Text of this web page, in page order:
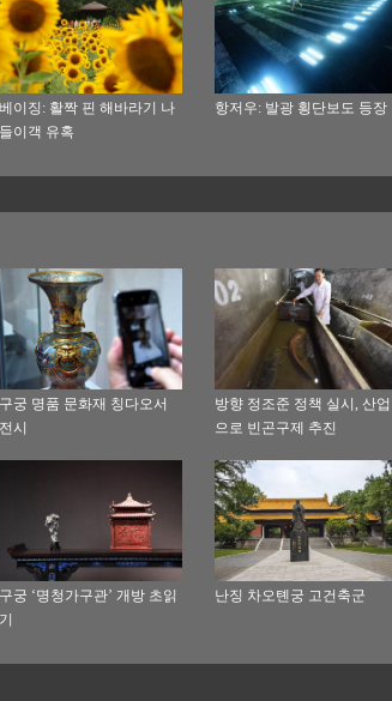
베이징: 활짝 핀 해바라기 나
들이객 유혹
항저우: 발광 횡단보도 등장
구궁 명품 문화재 칭다오서
전시
방향 정조준 정책 실시, 산업
으로 빈곤구제 추진
구궁 ‘명청가구관’ 개방 초읽
기
난징 차오톈궁 고건축군